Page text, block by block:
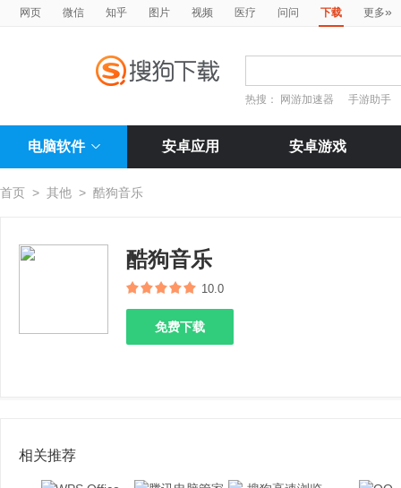
网页 微信 知乎 图片 视频 医疗 问问 下载 更多»
热搜： 网游加速器 手游助手
电脑软件 安卓应用 安卓游戏
首页 > 其他 > 酷狗音乐
酷狗音乐
10.0
免费下载
相关推荐